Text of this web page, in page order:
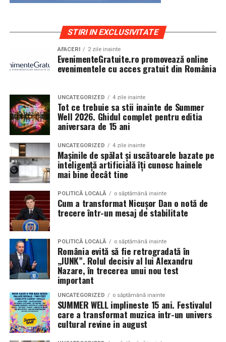
STIRI IN EXCLUSIVITATE
AFACERI 2 zile inainte
EvenimenteGratuite.ro promovează online
evenimentele cu acces gratuit din România
UNCATEGORIZED 4 zile inainte
Tot ce trebuie sa stii inainte de Summer
Well 2026. Ghidul complet pentru editia
aniversara de 15 ani
UNCATEGORIZED 4 zile inainte
Mașinile de spălat și uscătoarele bazate pe
inteligență artificială îți cunosc hainele
mai bine decât tine
POLITICĂ LOCALĂ o săptămână inainte
Cum a transformat Nicușor Dan o notă de
trecere într-un mesaj de stabilitate
POLITICĂ LOCALĂ o săptămână inainte
România evită să fie retrogradată în
„JUNK”. Rolul decisiv al lui Alexandru
Nazare, în trecerea unui nou test
important
UNCATEGORIZED o săptămână inainte
SUMMER WELL implineste 15 ani. Festivalul
care a transformat muzica intr-un univers
cultural revine in august